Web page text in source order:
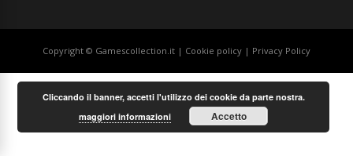
Copyright © Gamescollection.it | Cookie policy | Privacy Policy
Cliccando il banner, accetti l'utilizzo dei cookie da parte nostra.
maggiori informazioni
Accetto